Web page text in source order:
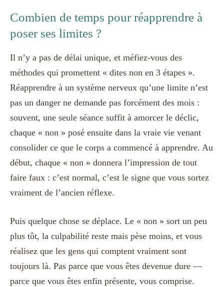
Combien de temps pour réapprendre à
poser ses limites ?
Il n’y a pas de délai unique, et méfiez-vous des
méthodes qui promettent « dites non en 3 étapes ».
Réapprendre à un système nerveux qu’une limite n’est
pas un danger ne demande pas forcément des mois :
souvent, une seule séance suffit à amorcer le déclic,
chaque « non » posé ensuite dans la vraie vie venant
consolider ce que le corps a commencé à apprendre. Au
début, chaque « non » donnera l’impression de tout
faire faux : c’est normal, c’est le signe que vous sortez
vraiment de l’ancien réflexe.
Puis quelque chose se déplace. Le « non » sort un peu
plus tôt, la culpabilité reste mais pèse moins, et vous
réalisez que les gens qui comptent vraiment sont
toujours là. Pas parce que vous êtes devenue dure —
parce que vous êtes enfin présente, vous comprise.